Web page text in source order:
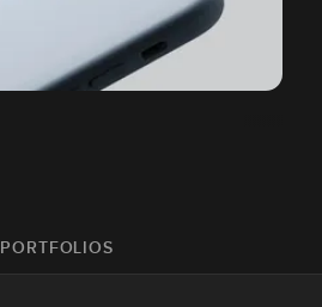
PORTFOLIOS